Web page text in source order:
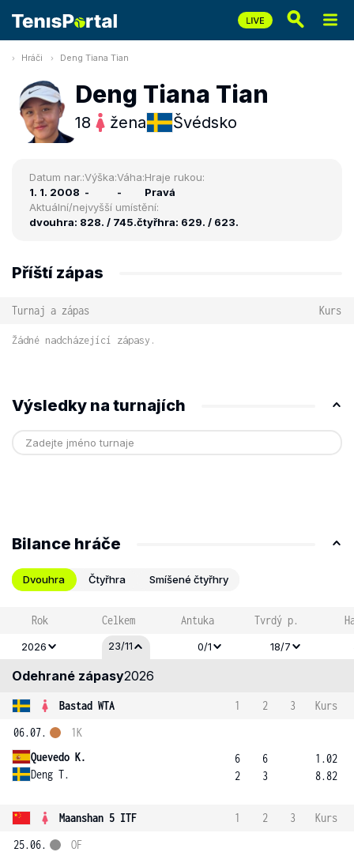
Hráči Deng Tiana Tian
Deng Tiana Tian
18 žena Švédsko
Datum nar.:
1. 1. 2008
Výška:
-
Váha:
-
Hraje rukou:
Pravá
Aktuální/nejvyšší umístění:
dvouhra: 828. / 745.čtyřhra: 629. / 623.
Příští zápas
Turnaj a zápas Kurs
Žádné nadcházející zápasy.
Výsledky na turnajích
Bilance hráče
Dvouhra Čtyřhra Smíšené čtyřhry
Rok Celkem Antuka Tvrdý p.
2026 23/11 0/1 18/7
Odehrané zápasy2026
Bastad WTA 1 2 3
Kurs
06.07.
Quevedo K.
Deng T.
1K
6
2
6
3
1.02
8.82
Maanshan 5 ITF 1 2 3
Kurs
25.06.
OF